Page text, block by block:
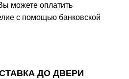
можете оплатить
с помощью банковской
ДО ДВЕРИ